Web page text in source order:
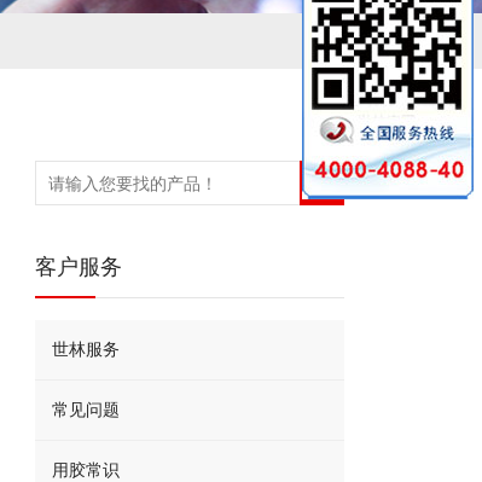
客户服务
世林服务
常见问题
用胶常识